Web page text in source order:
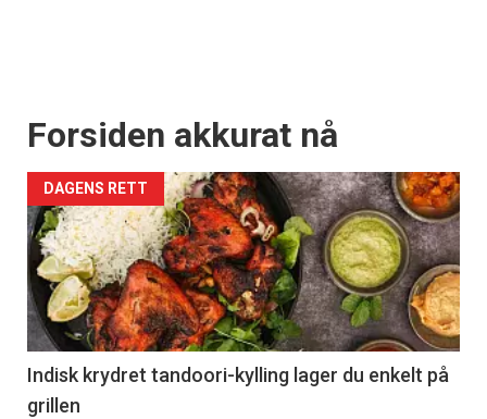
Forsiden akkurat nå
DAGENS RETT
Indisk krydret tandoori-kylling lager du enkelt på
grillen